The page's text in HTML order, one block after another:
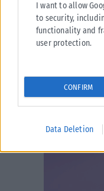
I want to allow
to security,
functionality and
user protection.
CONFIRM
Data Deletion